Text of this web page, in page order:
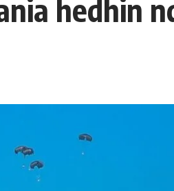
hedhin